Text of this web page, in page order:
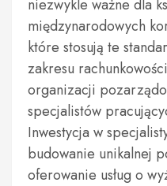
niezwykle ważne dla
międzynarodowych
które stosują te
zakresu
organizacji
specjalistów
Inwestycja w
budowanie unikalnej
oferowanie usług o